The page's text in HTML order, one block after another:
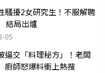
騷擾2女研究生！不服解聘
結局出爐
05
逼交「料理秘方」！老闆
師怒爆料衝上熱搜